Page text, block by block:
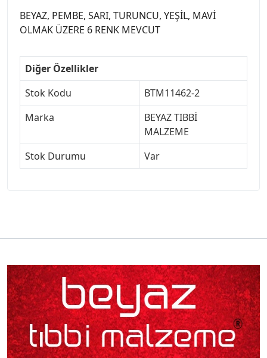
BEYAZ, PEMBE, SARI, TURUNCU, YEŞİL, MAVİ
OLMAK ÜZERE 6 RENK MEVCUT
Diğer Özellikler
Stok Kodu
BTM11462-2
Marka
BEYAZ TIBBİ
MALZEME
Stok Durumu
Var